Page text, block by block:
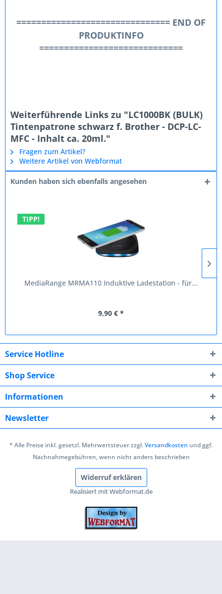
=============================== END OF
PRODUKTINFO
=============================
Weiterführende Links zu "LC1000BK (BULK)
Tintenpatrone schwarz f. Brother - DCP-LC-
MFC - Inhalt ca. 20ml."
Fragen zum Artikel?
Weitere Artikel von Webformat
Kunden haben sich ebenfalls angesehen
TIPP!
MediaRange MRMA110 Induktive Ladestation - für...
9,90 € *
Service Hotline
Shop Service
Informationen
Newsletter
* Alle Preise inkl. gesetzl. Mehrwertsteuer zzgl.Versandkosten und ggf.
Nachnahmegebühren, wenn nicht anders beschrieben
Widerruf erklären
Realisiert mit Webformat.de